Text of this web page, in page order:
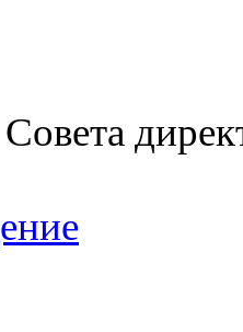
Совета